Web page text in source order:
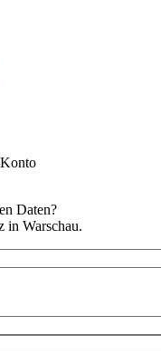
Daten?
Warschau.